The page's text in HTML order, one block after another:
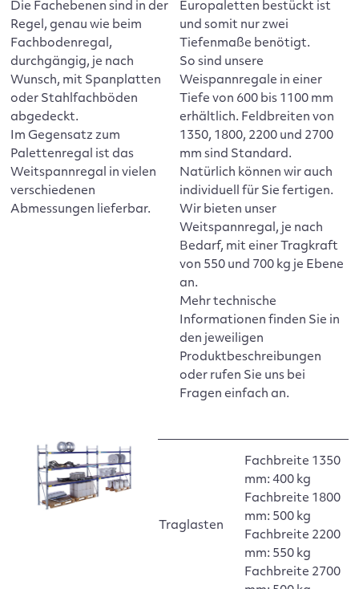
Die Fachebenen sind in der
Regel, genau wie beim
Fachbodenregal,
durchgängig, je nach
Wunsch, mit Spanplatten
oder Stahlfachböden
abgedeckt.
Im Gegensatz zum
Palettenregal ist das
Weitspannregal in vielen
verschiedenen
Abmessungen lieferbar.
Europaletten bestückt ist
und somit nur zwei
Tiefenmaße benötigt.
So sind unsere
Weispannregale in einer
Tiefe von 600 bis 1100 mm
erhältlich. Feldbreiten von
1350, 1800, 2200 und 2700
mm sind Standard.
Natürlich können wir auch
individuell für Sie fertigen.
Wir bieten unser
Weitspannregal, je nach
Bedarf, mit einer Tragkraft
von 550 und 700 kg je Ebene
an.
Mehr technische
Informationen finden Sie in
den jeweiligen
Produktbeschreibungen
oder rufen Sie uns bei
Fragen einfach an.
Traglasten
Fachbreite 1350
mm: 400 kg
Fachbreite 1800
mm: 500 kg
Fachbreite 2200
mm: 550 kg
Fachbreite 2700